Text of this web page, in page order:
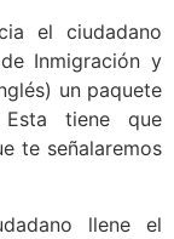
el ciudadano
Inmigración y
un paquete
tiene que
te señalaremos
llene el